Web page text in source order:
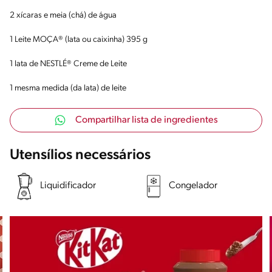
2 xícaras e meia (chá) de água
1 Leite MOÇA® (lata ou caixinha) 395 g
1 lata de NESTLÉ® Creme de Leite
1 mesma medida (da lata) de leite
Compartilhar lista de ingredientes
Utensílios necessários
Liquidificador Congelador